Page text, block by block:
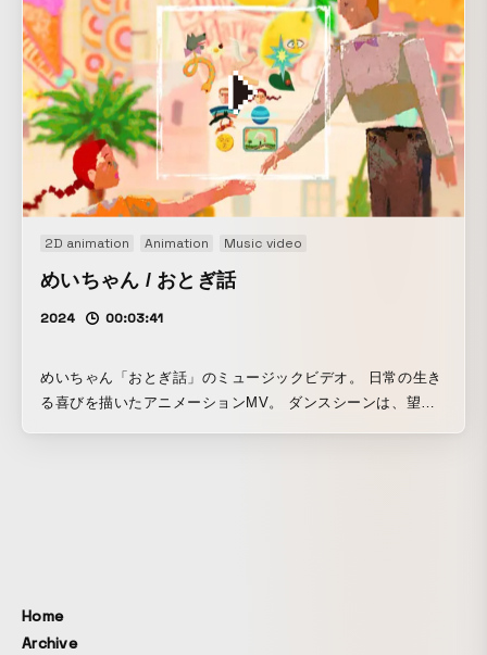
2D animation Animation Music video
めいちゃん / おとぎ話
2024 00:03:41
めいちゃん「おとぎ話」のミュージックビデオ。 日常の生き
る喜びを描いたアニメーションMV。 ダンスシーンは、望月
Home
Archive